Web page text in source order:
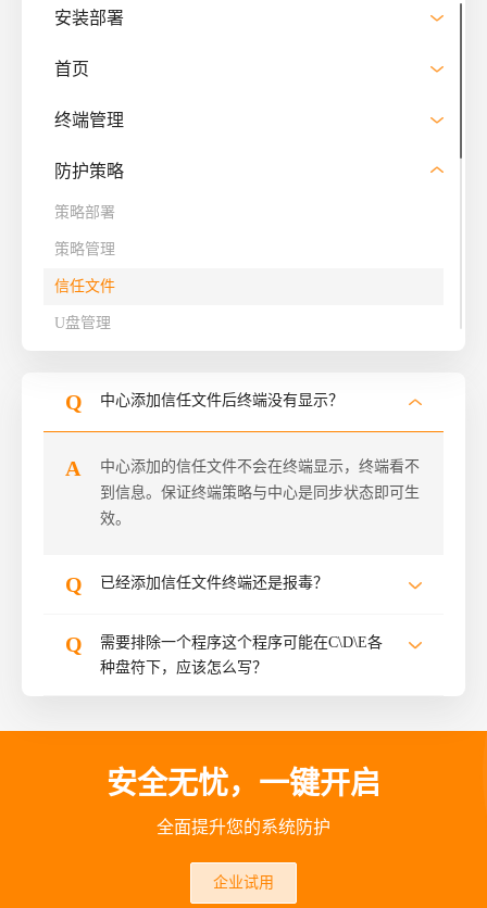
安装部署
首页
终端管理
防护策略
策略部署
策略管理
信任文件
U盘管理
漏洞修复
资产管理
中心管理
Q 中心添加信任文件后终端没有显示？
A
中心添加的信任文件不会在终端显示，终端看不
到信息。保证终端策略与中心是同步状态即可生
效。
Q 已经添加信任文件终端还是报毒？
Q
需要排除一个程序这个程序可能在C\D\E各
种盘符下，应该怎么写？
安全无忧，一键开启
全面提升您的系统防护
企业试用